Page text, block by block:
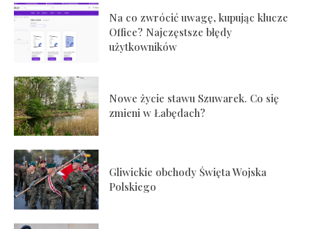
Na co zwrócić uwagę, kupując klucze
Office? Najczęstsze błędy
użytkowników
Nowe życie stawu Szuwarek. Co się
zmieni w Łabędach?
Gliwickie obchody Święta Wojska
Polskiego